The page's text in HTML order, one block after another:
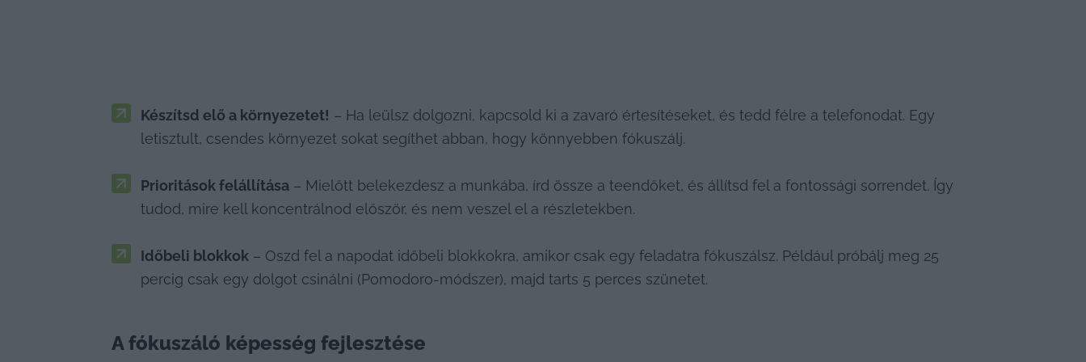
Készítsd elő a környezetet! – Ha leülsz dolgozni, kapcsold ki a zavaró értesítéseket, és tedd félre a telefonodat. Egy
letisztult, csendes környezet sokat segíthet abban, hogy könnyebben fókuszálj.
Prioritások felállítása – Mielőtt belekezdesz a munkába, írd össze a teendőket, és állítsd fel a fontossági sorrendet. Így
tudod, mire kell koncentrálnod először, és nem veszel el a részletekben.
Időbeli blokkok – Oszd fel a napodat időbeli blokkokra, amikor csak egy feladatra fókuszálsz. Például próbálj meg 25
percig csak egy dolgot csinálni (Pomodoro-módszer), majd tarts 5 perces szünetet.
A fókuszáló képesség fejlesztése